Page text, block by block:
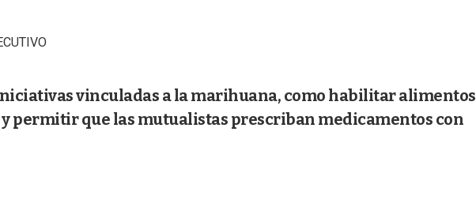
vinculadas a la marihuana, como habilitar alimentos
permitir que las mutualistas prescriban medicamentos con